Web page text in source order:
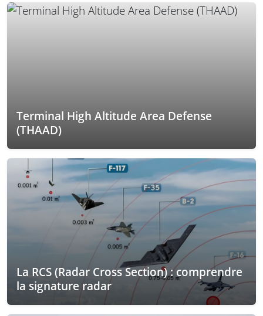
Terminal High Altitude Area Defense
(THAAD)
La RCS (Radar Cross Section) : comprendre
la signature radar